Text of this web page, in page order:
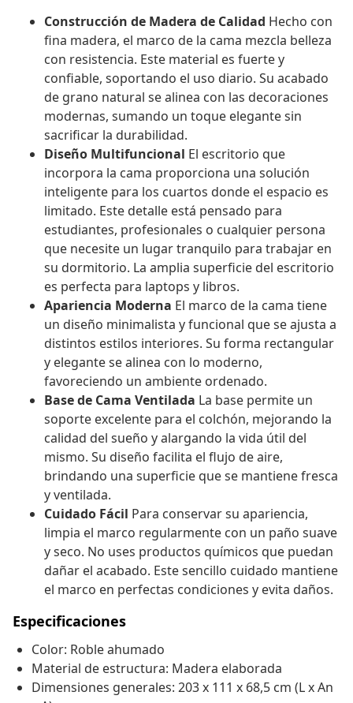
Construcción de Madera de Calidad Hecho con
fina madera, el marco de la cama mezcla belleza
con resistencia. Este material es fuerte y
confiable, soportando el uso diario. Su acabado
de grano natural se alinea con las decoraciones
modernas, sumando un toque elegante sin
sacrificar la durabilidad.
Diseño Multifuncional El escritorio que
incorpora la cama proporciona una solución
inteligente para los cuartos donde el espacio es
limitado. Este detalle está pensado para
estudiantes, profesionales o cualquier persona
que necesite un lugar tranquilo para trabajar en
su dormitorio. La amplia superficie del escritorio
es perfecta para laptops y libros.
Apariencia Moderna El marco de la cama tiene
un diseño minimalista y funcional que se ajusta a
distintos estilos interiores. Su forma rectangular
y elegante se alinea con lo moderno,
favoreciendo un ambiente ordenado.
Base de Cama Ventilada La base permite un
soporte excelente para el colchón, mejorando la
calidad del sueño y alargando la vida útil del
mismo. Su diseño facilita el flujo de aire,
brindando una superficie que se mantiene fresca
y ventilada.
Cuidado Fácil Para conservar su apariencia,
limpia el marco regularmente con un paño suave
y seco. No uses productos químicos que puedan
dañar el acabado. Este sencillo cuidado mantiene
el marco en perfectas condiciones y evita daños.
Especificaciones
Color: Roble ahumado
Material de estructura: Madera elaborada
Dimensiones generales: 203 x 111 x 68,5 cm (L x An